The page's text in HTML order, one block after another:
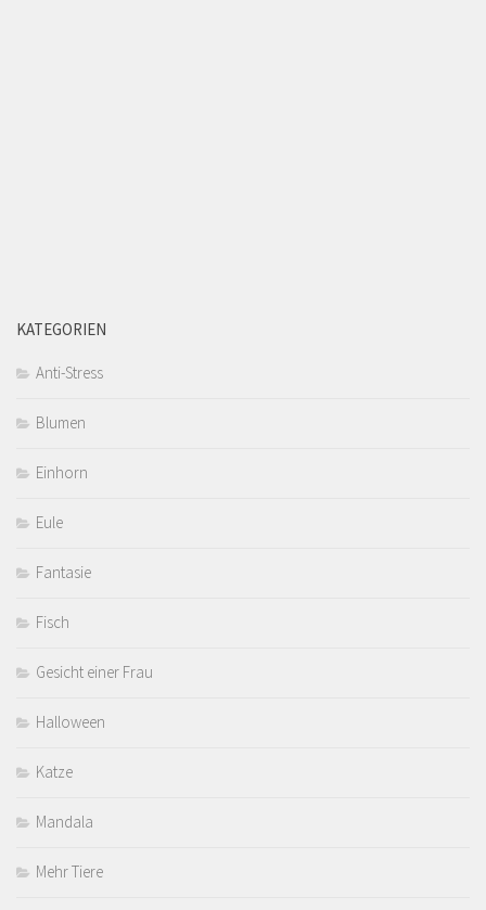
KATEGORIEN
Anti-Stress
Blumen
Einhorn
Eule
Fantasie
Fisch
Gesicht einer Frau
Halloween
Katze
Mandala
Mehr Tiere